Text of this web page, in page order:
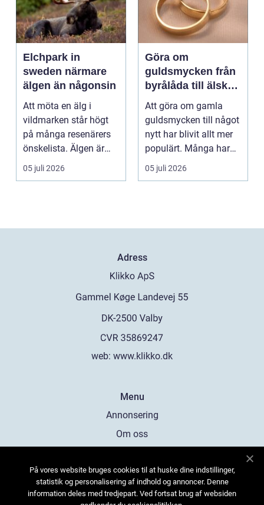
Elchpark in
sweden närmare
älgen än någonsin
Att möta en älg i
vildmarken står högt
på många resenärers
önskelista. Älgen är
Skandinaviens ikonis...
05 juli 2026
Göra om
guldsmycken från
byrålåda till älskad
favorit
Att göra om gamla
guldsmycken till något
nytt har blivit allt mer
populärt. Många har
ärvda ringar, ...
05 juli 2026
Adress
web: www.klikko.dk
Menu
Annonsering
Om oss
Kontakta oss
Sitemap
På vores website bruges cookies til at huske dine indstillinger,
statistik og personalisering af indhold og annoncer. Denne
information deles med tredjepart. Ved fortsat brug af websiden